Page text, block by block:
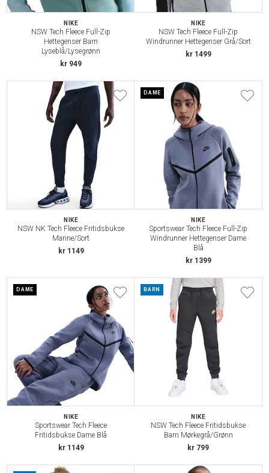
NIKE
NSW Tech Fleece Full-Zip
Hettegenser Barn
Lyseblå/Lysegrønn
kr 949
NIKE
NSW Tech Fleece Full-Zip
Windrunner Hettegenser Grå/Sort
kr 1499
NIKE
NSW NK Tech Fleece Fritidsbukse
Marine/Sort
kr 1149
DAME
NIKE
Sportswear Tech Fleece Full-Zip
Windrunner Hettegenser Dame
Blå
kr 1399
DAME
NIKE
Sportswear Tech Fleece
Fritidsbukse Dame Blå
kr 1149
BARN
NIKE
NSW Tech Fleece Fritidsbukse
Barn Mørkegrå/Grønn
kr 799